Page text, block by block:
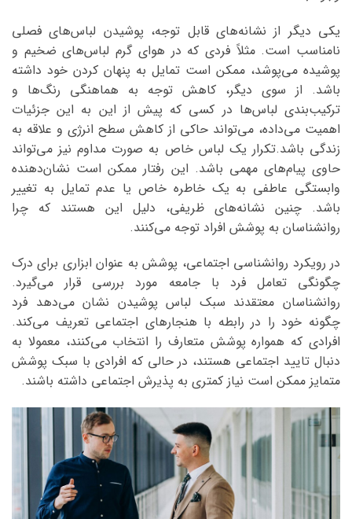
یکی دیگر از نشانه‌های قابل توجه، پوشیدن لباس‌های فصلی
نامناسب است. مثلاً فردی که در هوای گرم لباس‌های ضخیم و
پوشیده می‌پوشد، ممکن است تمایل به پنهان کردن خود داشته
باشد. از سوی دیگر، کاهش توجه به هماهنگی رنگ‌ها و
ترکیب‌بندی لباس‌ها در کسی که پیش از این به این جزئیات
اهمیت می‌داده، می‌تواند حاکی از کاهش سطح انرژی و علاقه به
زندگی باشد.تکرار یک لباس خاص به صورت مداوم نیز می‌تواند
حاوی پیام‌های مهمی باشد. این رفتار ممکن است نشان‌دهنده
وابستگی عاطفی به یک خاطره خاص یا عدم تمایل به تغییر
باشد. چنین نشانه‌های ظریفی، دلیل این هستند که چرا
روانشناسان به پوشش افراد توجه می‌کنند.
در رویکرد روانشناسی اجتماعی، پوشش به عنوان ابزاری برای درک
چگونگی تعامل فرد با جامعه مورد بررسی قرار می‌گیرد.
روانشناسان معتقدند سبک لباس پوشیدن نشان می‌دهد فرد
چگونه خود را در رابطه با هنجارهای اجتماعی تعریف می‌کند.
افرادی که همواره پوشش متعارف را انتخاب می‌کنند، معمولا به
دنبال تایید اجتماعی هستند، در حالی که افرادی با سبک پوشش
متمایز ممکن است نیاز کمتری به پذیرش اجتماعی داشته باشند.